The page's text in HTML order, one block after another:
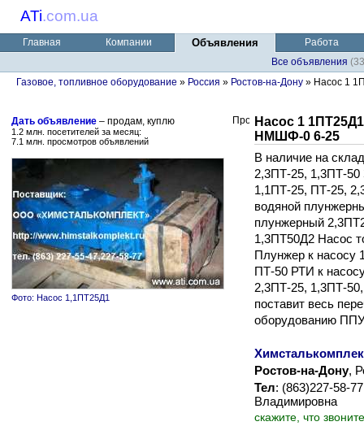
ATi.com.ua
Главная Компании Объявления
Работа
Все объявления
Газовое, топливное оборудование » Россия » Ростов-на-Дону » Насос 1
Дать объявление – продам, куплю
1.2 млн. посетителей за месяц:
7.1 млн. просмотров объявлений
Фото: Насос 1,1ПТ25Д1
Насос 1
НМШФ-0 6-25
В наличие на
2,3ПТ-25, 1,3ПТ-
1,1ПТ-25, ПТ-25,
водяной
плунжерный
1,3ПТ50Д2 Насос
Плунжер к насосу
ПТ-50 РТИ к
2,3ПТ-25, 1,3ПТ-
поставит весь
оборудованию
Ростов-на-Дону,
Тел: (863)227-58-
Владимировна
скажите, что